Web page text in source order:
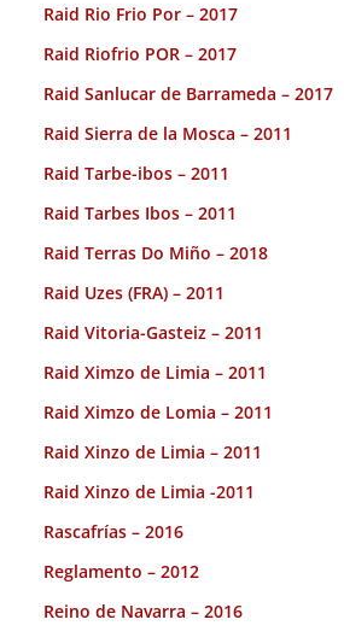
Raid Rio Frio Por – 2017
Raid Riofrio POR – 2017
Raid Sanlucar de Barrameda – 2017
Raid Sierra de la Mosca – 2011
Raid Tarbe-ibos – 2011
Raid Tarbes Ibos – 2011
Raid Terras Do Miño – 2018
Raid Uzes (FRA) – 2011
Raid Vitoria-Gasteiz – 2011
Raid Ximzo de Limia – 2011
Raid Ximzo de Lomia – 2011
Raid Xinzo de Limia – 2011
Raid Xinzo de Limia -2011
Rascafrías – 2016
Reglamento – 2012
Reino de Navarra – 2016